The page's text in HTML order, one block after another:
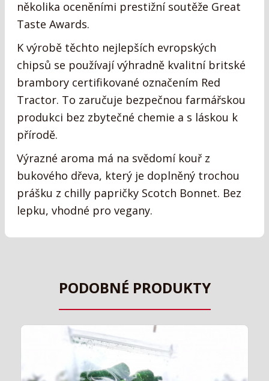
několika oceněními prestižní soutěže Great
Taste Awards.
K výrobě těchto nejlepších evropských
chipsů se používají výhradně kvalitní britské
brambory certifikované označením Red
Tractor. To zaručuje bezpečnou farmářskou
produkci bez zbytečné chemie a s láskou k
přírodě.
Výrazné aroma má na svědomí kouř z
bukového dřeva, který je doplněný trochou
prášku z chilly papričky Scotch Bonnet. Bez
lepku, vhodné pro vegany.
PODOBNÉ PRODUKTY